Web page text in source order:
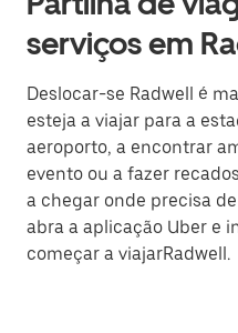
serviços em
Deslocar-se Radwell é
esteja a viajar para a
aeroporto, a encontrar
evento ou a fazer
a chegar onde precisa
abra a aplicação Uber e
começar a viajarRadwell.